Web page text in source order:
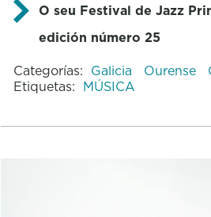
O seu Festival de Jazz
edición número 25
Categorías: Galicia Ourense
Etiquetas: MÚSICA